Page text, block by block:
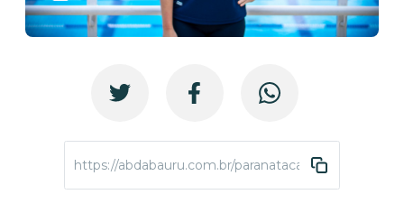
https://abdabauru.com.br/paranatacao-gymnasiade-